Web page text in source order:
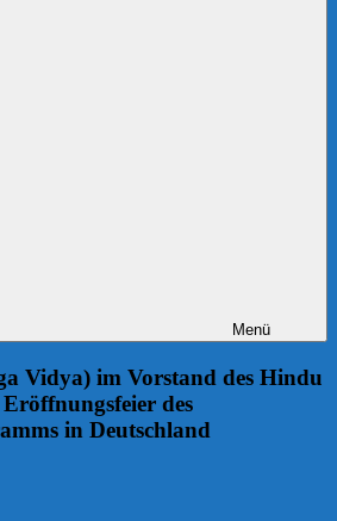
Menü
Vidya) im Vorstand des Hindu
des
in Deutschland